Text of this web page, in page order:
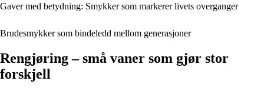
Gaver med betydning: Smykker som markerer livets overganger
Brudesmykker som bindeledd mellom generasjoner
Rengjøring – små vaner som gjør stor
forskjell